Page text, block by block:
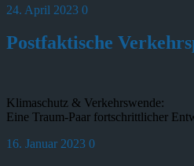
24. April 2023 0
Postfaktische
Klimaschutz & Verkehrswende:
Eine Traum-Paar fortschrittlicher
16. Januar 2023 0